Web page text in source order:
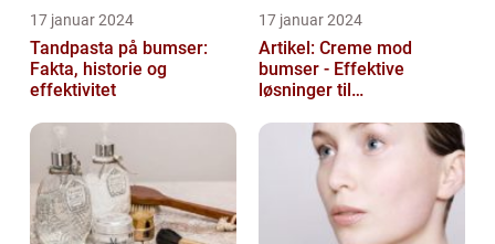
17 januar 2024
Tandpasta på bumser:
Fakta, historie og
effektivitet
17 januar 2024
Artikel: Creme mod
bumser - Effektive
løsninger til